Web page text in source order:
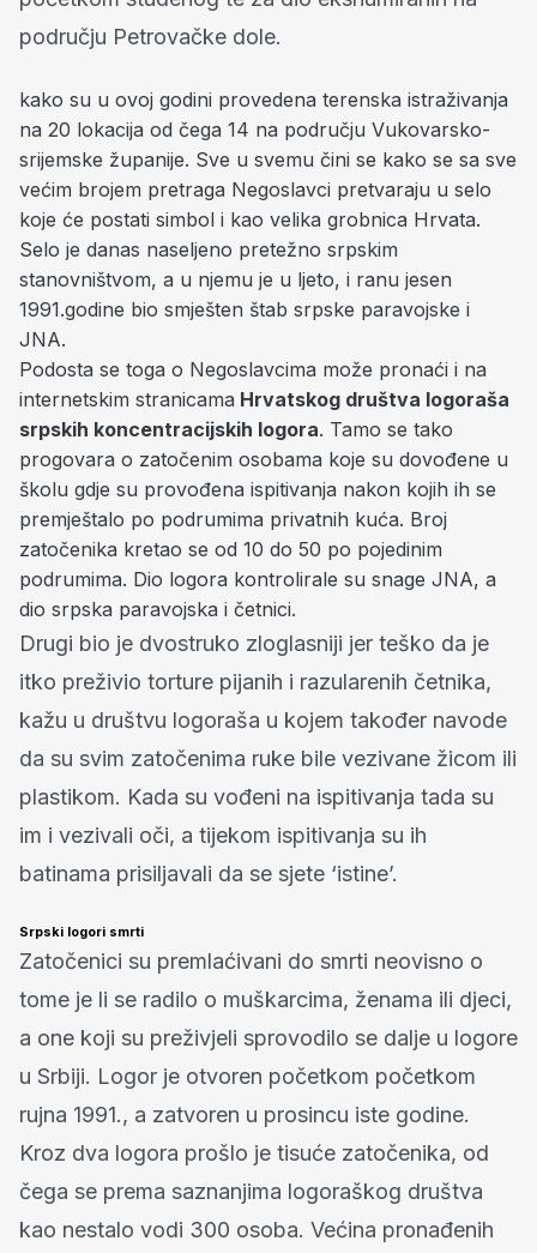
području Petrovačke dole.
kako su u ovoj godini provedena terenska istraživanja
na 20 lokacija od čega 14 na području Vukovarsko-
srijemske županije. Sve u svemu čini se kako se sa sve
većim brojem pretraga Negoslavci pretvaraju u selo
koje će postati simbol i kao velika grobnica Hrvata.
Selo je danas naseljeno pretežno srpskim
stanovništvom, a u njemu je u ljeto, i ranu jesen
1991.godine bio smješten štab srpske paravojske i
JNA.
Podosta se toga o Negoslavcima može pronaći i na
internetskim stranicama Hrvatskog društva logoraša
srpskih koncentracijskih logora. Tamo se tako
progovara o zatočenim osobama koje su dovođene u
školu gdje su provođena ispitivanja nakon kojih ih se
premještalo po podrumima privatnih kuća. Broj
zatočenika kretao se od 10 do 50 po pojedinim
podrumima. Dio logora kontrolirale su snage JNA, a
dio srpska paravojska i četnici.
Drugi bio je dvostruko zloglasniji jer teško da je
itko preživio torture pijanih i razularenih četnika,
kažu u društvu logoraša u kojem također navode
da su svim zatočenima ruke bile vezivane žicom ili
plastikom. Kada su vođeni na ispitivanja tada su
im i vezivali oči, a tijekom ispitivanja su ih
batinama prisiljavali da se sjete ‘istine’.
Srpski logori smrti
Zatočenici su premlaćivani do smrti neovisno o
tome je li se radilo o muškarcima, ženama ili djeci,
a one koji su preživjeli sprovodilo se dalje u logore
u Srbiji. Logor je otvoren početkom početkom
rujna 1991., a zatvoren u prosincu iste godine.
Kroz dva logora prošlo je tisuće zatočenika, od
čega se prema saznanjima logoraškog društva
kao nestalo vodi 300 osoba. Većina pronađenih